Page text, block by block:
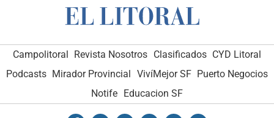
Campolitoral Revista Nosotros Clasificados CYD Litoral
Podcasts Mirador Provincial VivíMejor SF Puerto Negocios
Notife Educacion SF